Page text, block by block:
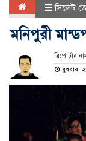
সিলেট
মনিপুরী
রিপোর্টার
বুধবার,